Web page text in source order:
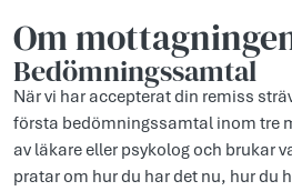
Om
Bedömningssamtal
När vi har accepterat din remiss
första bedömningssamtal inom tre
av läkare eller psykolog och brukar
pratar om hur du har det nu, hur du